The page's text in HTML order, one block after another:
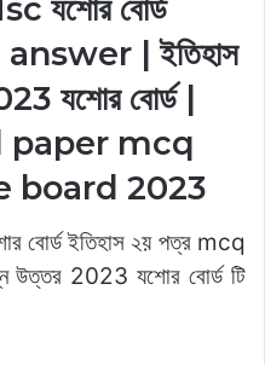
যশোর বোর্ড
answer | ইতিহাস
যশোর বোর্ড |
paper mcq
board 2023
বোর্ড ইতিহাস ২য় পত্র mcq
2023 যশোর বোর্ড টি